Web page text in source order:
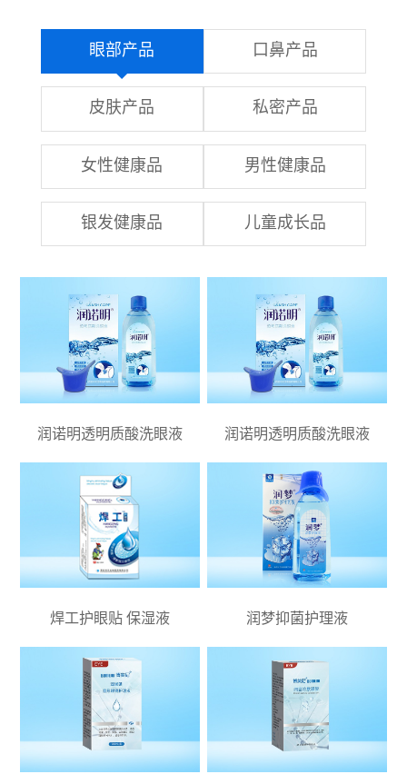
眼部产品 口鼻产品
皮肤产品 私密产品
女性健康品 男性健康品
银发健康品 儿童成长品
润诺明透明质酸洗眼液 润诺明透明质酸洗眼液
焊工护眼贴 保湿液 润梦抑菌护理液